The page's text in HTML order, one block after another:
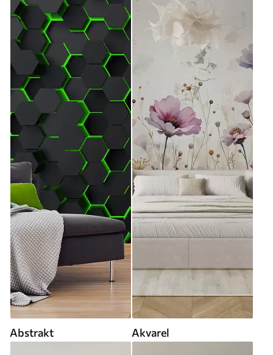
Abstrakt Akvarel